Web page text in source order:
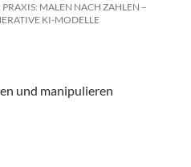
PRAXIS: MALEN NACH ZAHLEN –
KI-MODELLE
und manipulieren